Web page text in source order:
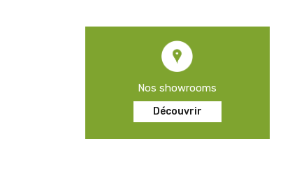
Nos showrooms
Découvrir